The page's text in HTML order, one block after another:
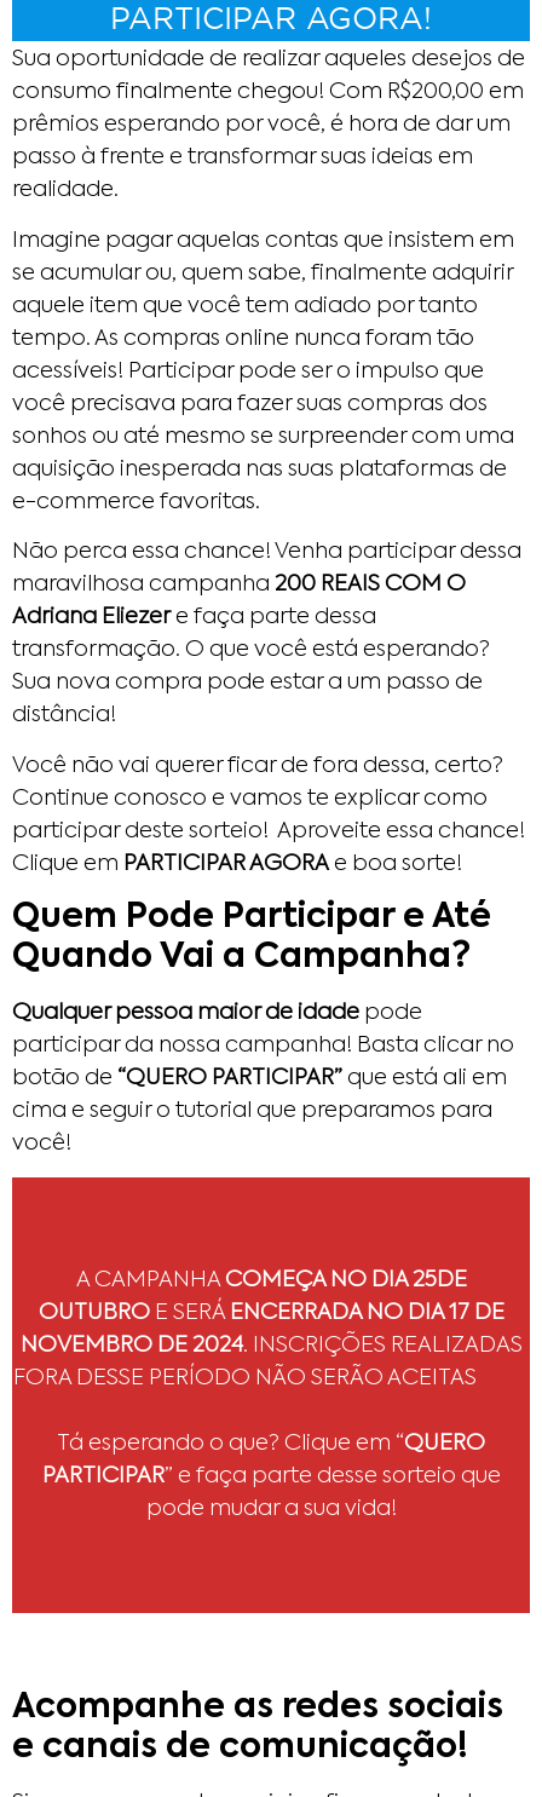
PARTICIPAR AGORA!
Sua oportunidade de realizar aqueles desejos de
consumo finalmente chegou! Com R$200,00 em
prêmios esperando por você, é hora de dar um
passo à frente e transformar suas ideias em
realidade.
Imagine pagar aquelas contas que insistem em
se acumular ou, quem sabe, finalmente adquirir
aquele item que você tem adiado por tanto
tempo. As compras online nunca foram tão
acessíveis! Participar pode ser o impulso que
você precisava para fazer suas compras dos
sonhos ou até mesmo se surpreender com uma
aquisição inesperada nas suas plataformas de
e-commerce favoritas.
Não perca essa chance! Venha participar dessa
maravilhosa campanha 200 REAIS COM O
Adriana Eliezere faça parte dessa
transformação. O que você está esperando?
Sua nova compra pode estar a um passo de
distância!
Você não vai querer ficar de fora dessa, certo?
Continue conosco e vamos te explicar como
participar deste sorteio! Aproveite essa chance!
Clique em PARTICIPAR AGORA e boa sorte!
Quem Pode Participar e Até
Quando Vai a Campanha?
Qualquer pessoa maior de idade pode
participar da nossa campanha! Basta clicar no
botão de “QUERO PARTICIPAR” que está ali em
cima e seguir o tutorial que preparamos para
você!
A CAMPANHA COMEÇA NO DIA 25DE
OUTUBROE SERÁ ENCERRADA NO DIA 17 DE
NOVEMBRO DE 2024. INSCRIÇÕES REALIZADAS
FORA DESSE PERÍODO NÃO SERÃO ACEITAS
Tá esperando o que? Clique em “QUERO
PARTICIPAR” e faça parte desse sorteio que
pode mudar a sua vida!
Acompanhe as redes sociais
e canais de comunicação!